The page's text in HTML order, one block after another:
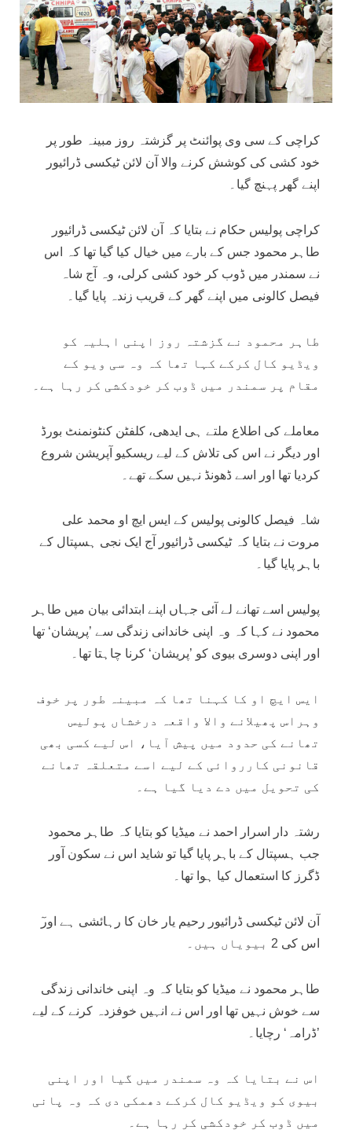
کراچی کے سی وی پوائنٹ پر گزشتہ روز مبینہ طور پر
خود کشی کی کوشش کرنے والا آن لائن ٹیکسی ڈرائیور
اپنے گھر پہنچ گیا۔
کراچی پولیس حکام نے بتایا کہ آن لائن ٹیکسی ڈرائیور
طاہر محمود جس کے بارے میں خیال کیا گیا تھا کہ اس
نے سمندر میں ڈوب کر خود کشی کرلی، وہ آج شاہ
فیصل کالونی میں اپنے گھر کے قریب زندہ پایا گیا۔
طاہر محمود نے گزشتہ روز اپنی اہلیہ کو
ویڈیو کال کرکے کہا تھا کہ وہ سی ویو کے
مقام پر سمندر میں ڈوب کر خودکشی کر رہا ہے۔
معاملے کی اطلاع ملتے ہی ایدھی، کلفٹن کنٹونمنٹ بورڈ
اور دیگر نے اس کی تلاش کے لیے ریسکیو آپریشن شروع
کردیا تھا اور اسے ڈھونڈ نہیں سکے تھے۔
شاہ فیصل کالونی پولیس کے ایس ایچ او محمد علی
مروت نے بتایا کہ ٹیکسی ڈرائیور آج ایک نجی ہسپتال کے
باہر پایا گیا۔
پولیس اسے تھانے لے آئی جہاں اپنے ابتدائی بیان میں طاہر
محمود نے کہا کہ وہ اپنی خاندانی زندگی سے ’پریشان‘ تھا
اور اپنی دوسری بیوی کو ’پریشان‘ کرنا چاہتا تھا۔
ایس ایچ او کا کہنا تھا کہ مبینہ طور پر خوف
وہراس پھیلانے والا واقعہ درخشاں پولیس
تھانے کی حدود میں پیش آیا، اس لیے کسی بھی
قانونی کارروائی کے لیے اسے متعلقہ تھانے
کی تحویل میں دے دیا گیا ہے۔
رشتہ دار اسرار احمد نے میڈیا کو بتایا کہ طاہر محمود
جب ہسپتال کے باہر پایا گیا تو شاید اس نے سکون آور
ڈگرز کا استعمال کیا ہوا تھا۔
اس کی 2 بیویاں ہیں۔
طاہر محمود نے میڈیا کو بتایا کہ وہ اپنی خاندانی زندگی
سے خوش نہیں تھا اور اس نے انہیں خوفزدہ کرنے کے لیے
’ڈرامہ‘ رچایا۔
اس نے بتایا کہ وہ سمندر میں گیا اور اپنی
بیوی کو ویڈیو کال کرکے دھمکی دی کہ وہ پانی
میں ڈوب کر خودکشی کر رہا ہے۔